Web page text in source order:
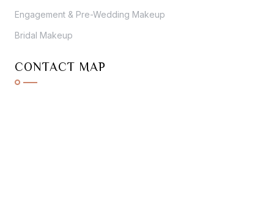
Engagement & Pre-Wedding Makeup
Bridal Makeup
CONTACT MAP